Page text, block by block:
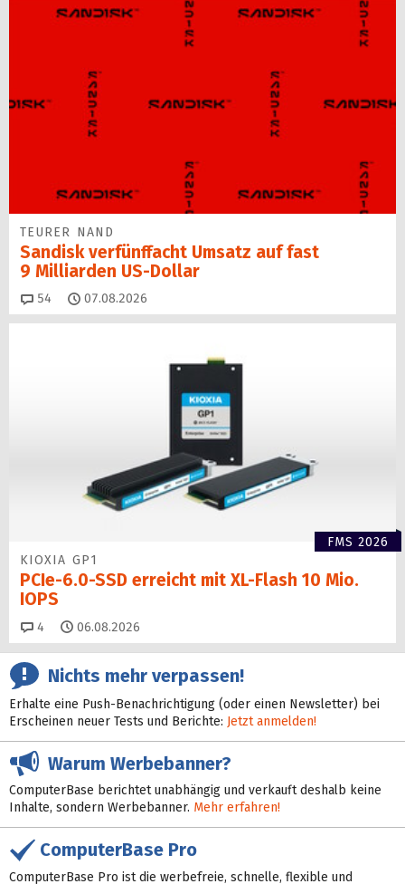
TEURER NAND
Sandisk verfünffacht Umsatz auf fast
9 Milliarden US-Dollar
54 Kommentare
07.08.2026
FMS 2026
KIOXIA GP1
PCIe-6.0-SSD erreicht mit XL-Flash 10 Mio.
IOPS
4 Kommentare
06.08.2026
Nichts mehr verpassen!
Erhalte eine Push-Benachrichtigung (oder einen Newsletter) bei
Erscheinen neuer Tests und Berichte: Jetzt anmelden!
Warum Werbebanner?
ComputerBase berichtet unabhängig und verkauft deshalb keine
Inhalte, sondern Werbebanner. Mehr erfahren!
ComputerBase Pro
ComputerBase Pro ist die werbefreie, schnelle, flexible und